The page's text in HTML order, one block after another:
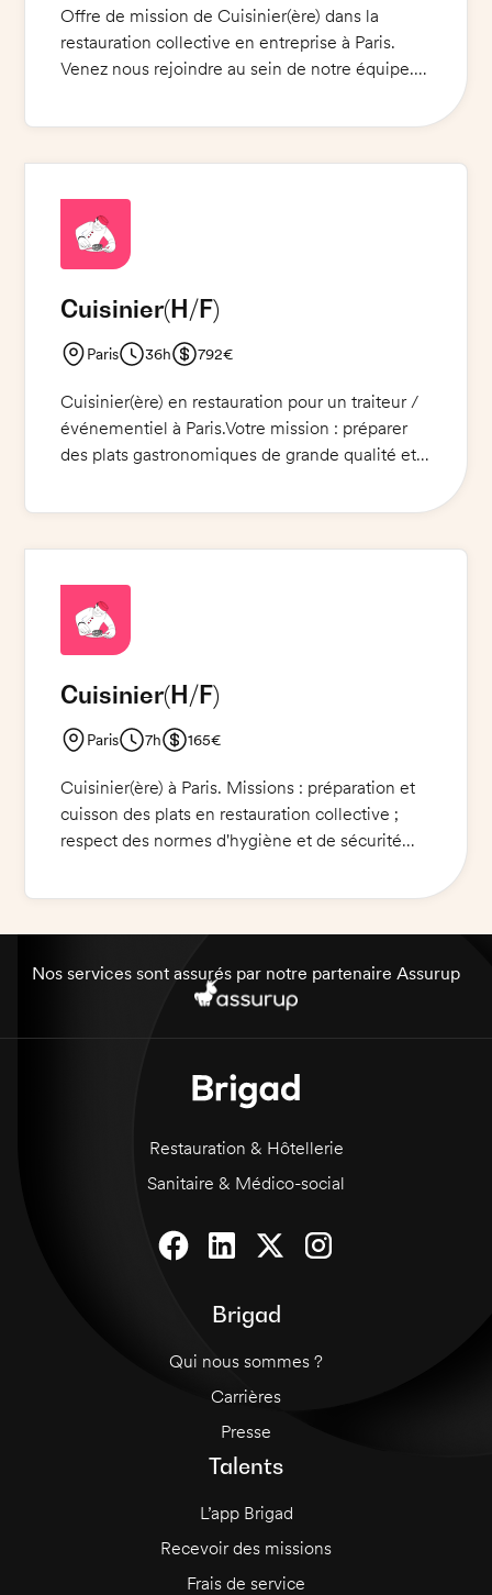
Offre de mission de Cuisinier(ère) dans la
restauration collective en entreprise à Paris.
Venez nous rejoindre au sein de notre équipe.
satisfaire les clients et assurer un service de
sécurité, votre tenue et votre pièce d'identité
pour votre sécurité.
Cuisinier(H/F)
Paris 36h 792€
Cuisinier(ère) en restauration pour un traiteur /
événementiel à Paris.Votre mission : préparer
des plats gastronomiques de grande qualité et
HACCP. Vous travaillerez en équipe avec le
professionnel(le), votre expertise et votre
créativité permettront de satisfaire et de ravir
nos clients.
Cuisinier(H/F)
Paris 7h 165€
Cuisinier(ère) à Paris. Missions : préparation et
cuisson des plats en restauration collective ;
respect des normes d'hygiène et de sécurité
requises : capacité à travailler en équipe, sens
Nos services sont assurés par notre partenaire Assurup
Restauration & Hôtellerie
Sanitaire & Médico-social
Brigad
Qui nous sommes ?
Carrières
Presse
Talents
L’app Brigad
Recevoir des missions
Frais de service